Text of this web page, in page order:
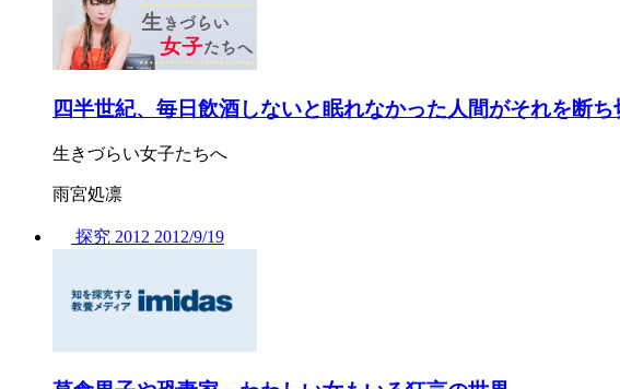
四半世紀、毎日飲酒しないと眠れなかった人間がそれを断
生きづらい女子たちへ
雨宮処凛
探究 2012 2012/9/19